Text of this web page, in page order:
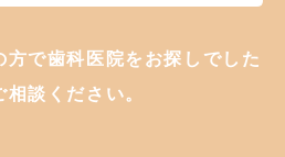
方で歯科医院をお探しでした
相談ください。